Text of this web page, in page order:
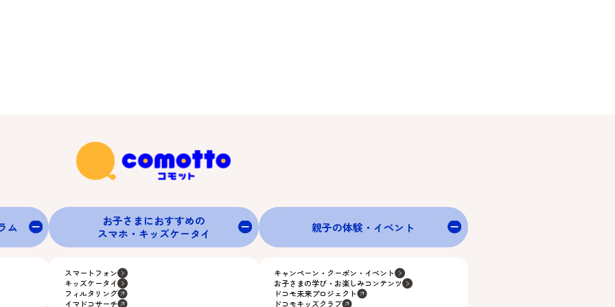
ム
お子さまにおすすめの
スマホ・キッズケータイ
スマートフォン
キッズケータイ
フィルタリング
イマドコサーチ
親子の体験・イベント
キャンペーン・クーポン・イベント
お子さまの学び・お楽しみコンテンツ
ドコモ未来プロジェクト
ドコモキッズクラブ